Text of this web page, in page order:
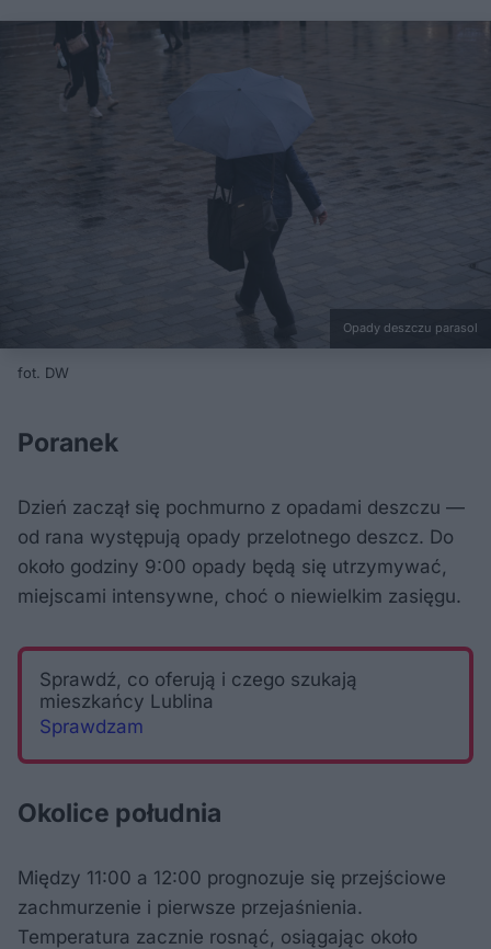
Opady deszczu parasol
fot. DW
Poranek
Dzień zaczął się pochmurno z opadami deszczu —
od rana występują opady przelotnego deszcz. Do
około godziny 9:00 opady będą się utrzymywać,
miejscami intensywne, choć o niewielkim zasięgu.
Sprawdź, co oferują i czego szukają
mieszkańcy Lublina
Sprawdzam
Okolice południa
Między 11:00 a 12:00 prognozuje się przejściowe
zachmurzenie i pierwsze przejaśnienia.
Temperatura zacznie rosnąć, osiągając około